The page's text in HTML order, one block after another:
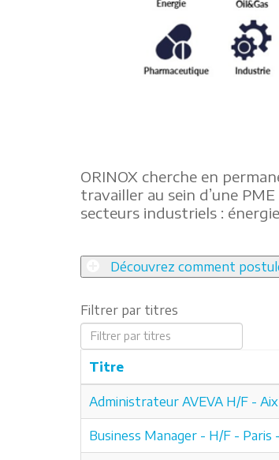
ORINOX cherche en
travailler au sein d’une
secteurs industriels :
Découvrez comment
Filtrer par titres
Titre
Administrateur AVEVA H/F -
Business Manager - H/F - Paris